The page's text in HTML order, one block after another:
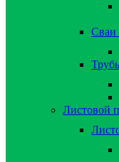
Сваи
Листовой